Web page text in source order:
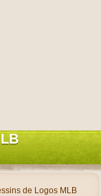
de Logos MLB